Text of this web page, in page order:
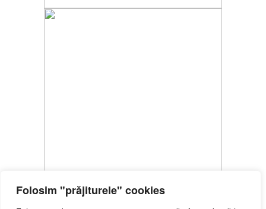
Folosim "prăjiturele" cookies
2025 © PIEDRAS